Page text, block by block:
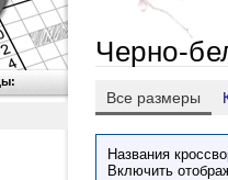
Черно-
Все размеры
Названия
Включить